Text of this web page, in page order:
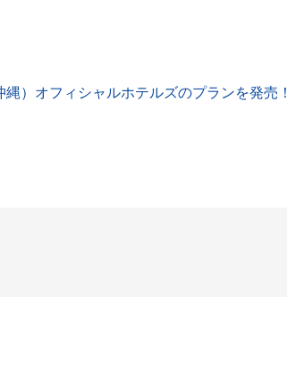
）オフィシャルホテルズのプランを発売！